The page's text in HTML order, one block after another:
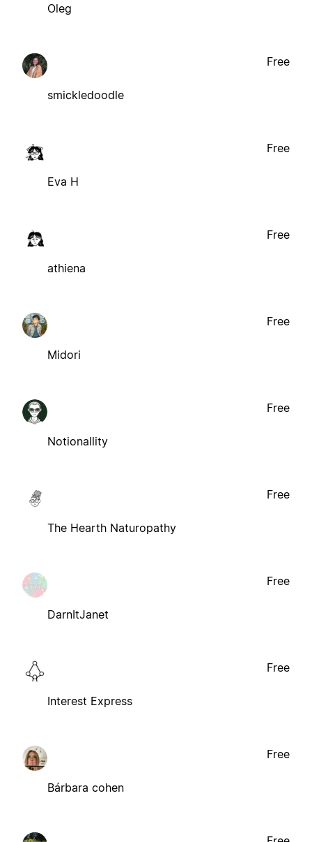
Oleg
smickledoodle
Free
Eva H
Free
athiena
Free
Midori
Free
Notionallity
Free
The Hearth Naturopathy
Free
DarnItJanet
Free
Interest Express
Free
Bárbara cohen
Free